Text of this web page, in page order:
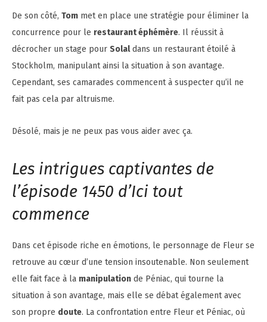
De son côté, Tom met en place une stratégie pour éliminer la
concurrence pour le restaurant éphémère. Il réussit à
décrocher un stage pour Solaldans un restaurant étoilé à
Stockholm, manipulant ainsi la situation à son avantage.
Cependant, ses camarades commencent à suspecter qu’il ne
fait pas cela par altruisme.
Désolé, mais je ne peux pas vous aider avec ça.
Les intrigues captivantes de
l’épisode 1450 d’Ici tout
commence
Dans cet épisode riche en émotions, le personnage de Fleur se
retrouve au cœur d’une tension insoutenable. Non seulement
elle fait face à la manipulation de Péniac, qui tourne la
situation à son avantage, mais elle se débat également avec
son propre doute. La confrontation entre Fleur et Péniac, où